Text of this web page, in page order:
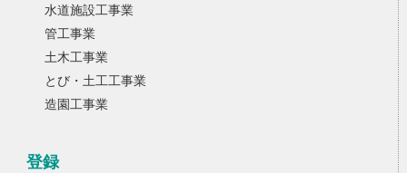
水道施設工事業
管工事業
土木工事業
とび・土工工事業
造園工事業
登録